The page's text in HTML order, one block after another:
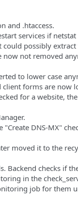
and .htaccess.
services if
possibly
now not removed
to lower case
forms are now
for a website,
DNS-MX"
moved it to the
Backend checks if
in the
job for them